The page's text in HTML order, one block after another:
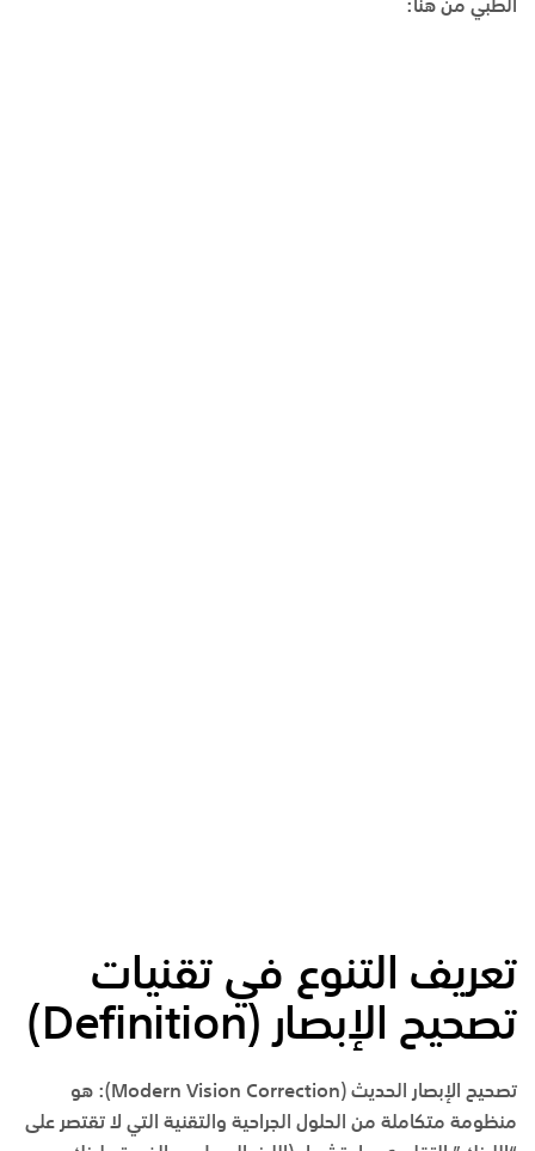
الطبي من هنا:
تعريف التنوع في تقنيات
تصحيح الإبصار (Definition)
تصحيح الإبصار الحديث (Modern Vision Correction):
هو
منظومة متكاملة من الحلول الجراحية والتقنية التي لا تقتصر على